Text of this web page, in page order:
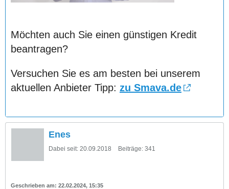
Möchten auch Sie einen günstigen Kredit
beantragen?
Versuchen Sie es am besten bei unserem
aktuellen Anbieter Tipp: zu Smava.de
Enes
Dabei seit: 20.09.2018 Beiträge: 341
22.02.2024, 15:35